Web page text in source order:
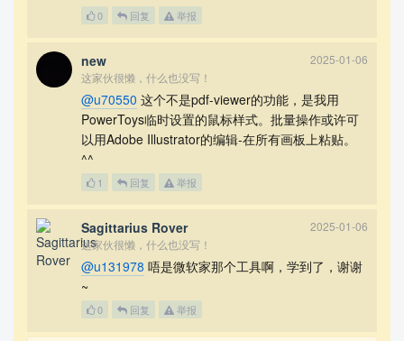
0 回复 举报
new
2025-01-06
这家伙很懒，什么也没写！
@u70550 这个不是pdf-viewer的功能，是我用
PowerToys临时设置的鼠标样式。批量操作或许可
以用Adobe Illustrator的编辑-在所有画板上粘贴。
^^
1 回复 举报
Sagittarius Rover
2025-01-06
这家伙很懒，什么也没写！
@u131978 唔是微软家那个工具啊，学到了，谢谢
~
0 回复 举报